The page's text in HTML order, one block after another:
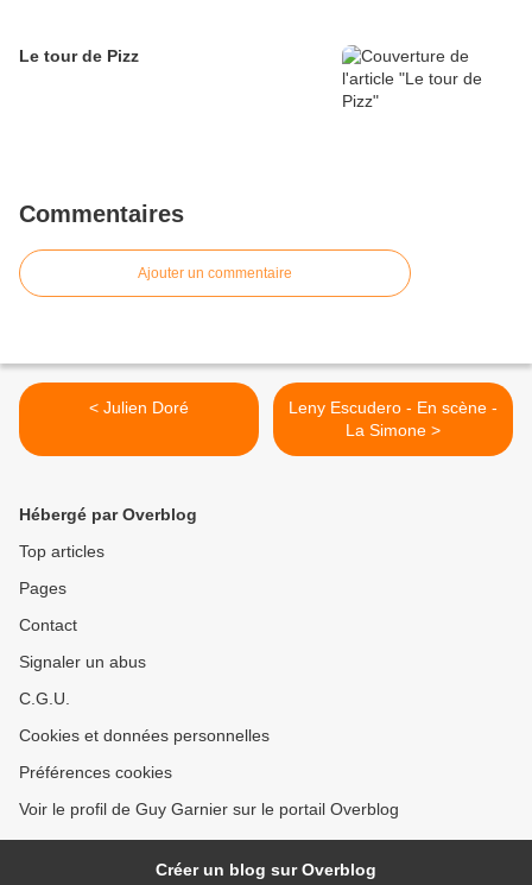
Le tour de Pizz
Commentaires
Ajouter un commentaire
< Julien Doré
Leny Escudero - En scène -
La Simone >
Hébergé par Overblog
Top articles
Pages
Contact
Signaler un abus
C.G.U.
Cookies et données personnelles
Préférences cookies
Voir le profil de Guy Garnier sur le portail Overblog
Créer un blog sur Overblog